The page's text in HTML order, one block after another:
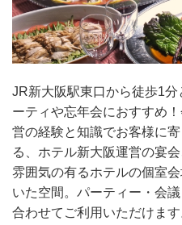
JR新大阪駅東口から徒歩1
ーティや忘年会におすすめ
営の経験と知識でお客様に
る、ホテル新大阪運営の宴
雰囲気の有るホテルの個室
いた空間。パーティー・会
合わせてご利用いただけま